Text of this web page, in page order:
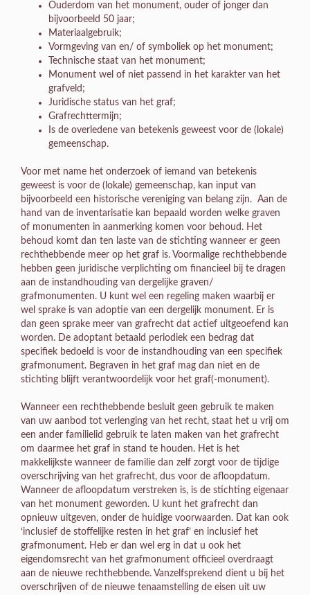
Ouderdom van het monument, ouder of jonger dan
bijvoorbeeld 50 jaar;
Materiaalgebruik;
Vormgeving van en/ of symboliek op het monument;
Technische staat van het monument;
Monument wel of niet passend in het karakter van het
grafveld;
Juridische status van het graf;
Grafrechttermijn;
Is de overledene van betekenis geweest voor de (lokale)
gemeenschap.
Voor met name het onderzoek of iemand van betekenis
geweest is voor de (lokale) gemeenschap, kan input van
bijvoorbeeld een historische vereniging van belang zijn. Aan de
hand van de inventarisatie kan bepaald worden welke graven
of monumenten in aanmerking komen voor behoud. Het
behoud komt dan ten laste van de stichting wanneer er geen
rechthebbende meer op het graf is. Voormalige rechthebbende
hebben geen juridische verplichting om financieel bij te dragen
aan de instandhouding van dergelijke graven/
grafmonumenten. U kunt wel een regeling maken waarbij er
wel sprake is van adoptie van een dergelijk monument. Er is
dan geen sprake meer van grafrecht dat actief uitgeoefend kan
worden. De adoptant betaald periodiek een bedrag dat
specifiek bedoeld is voor de instandhouding van een specifiek
grafmonument. Begraven in het graf mag dan niet en de
stichting blijft verantwoordelijk voor het graf(-monument).
Wanneer een rechthebbende besluit geen gebruik te maken
van uw aanbod tot verlenging van het recht, staat het u vrij om
een ander familielid gebruik te laten maken van het grafrecht
om daarmee het graf in stand te houden. Het is het
makkelijkste wanneer de familie dan zelf zorgt voor de tijdige
overschrijving van het grafrecht, dus voor de afloopdatum.
Wanneer de afloopdatum verstreken is, is de stichting eigenaar
van het monument geworden. U kunt het grafrecht dan
opnieuw uitgeven, onder de huidige voorwaarden. Dat kan ook
‘inclusief de stoffelijke resten in het graf’ en inclusief het
grafmonument. Heb er dan wel erg in dat u ook het
eigendomsrecht van het grafmonument officieel overdraagt
aan de nieuwe rechthebbende. Vanzelfsprekend dient u bij het
overschrijven of de nieuwe tenaamstelling de eisen uit uw